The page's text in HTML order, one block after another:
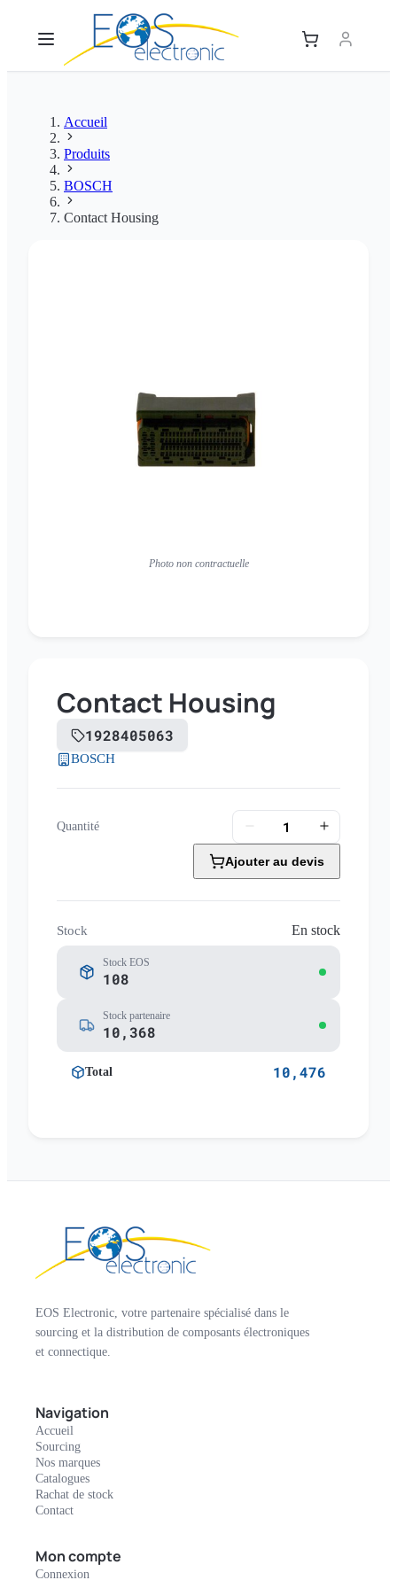
Accueil
Produits
BOSCH
Contact Housing
Photo non contractuelle
Contact Housing
1928405063
BOSCH
Quantité
Ajouter au devis
Stock En stock
Stock EOS
108
Stock partenaire
10,368
Total 10,476
EOS Electronic, votre partenaire spécialisé dans le
sourcing et la distribution de composants électroniques
et connectique.
Navigation
Accueil
Sourcing
Nos marques
Catalogues
Rachat de stock
Contact
Mon compte
Connexion